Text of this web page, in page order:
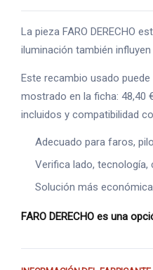
La pieza FARO DERECHO
iluminación también
Este recambio usado
mostrado en la ficha: 48,40
incluidos y compatibilidad
Adecuado para faros,
Verifica lado, tecnología,
Solución más
FARO DERECHO es una